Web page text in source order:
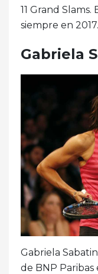
11 Grand
siempre en 2017.
Gabriela
Gabriela
de BNP